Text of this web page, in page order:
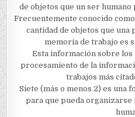
de objetos que un ser
Frecuentemente conocido
cantidad de objetos que una
memoria de trabajo es
Esta información sobre los
procesamiento de la
trabajos más
Siete (más o menos 2) es una
para que pueda